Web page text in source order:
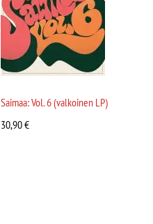
Saimaa: Vol. 6 (valkoinen LP)
30,90€